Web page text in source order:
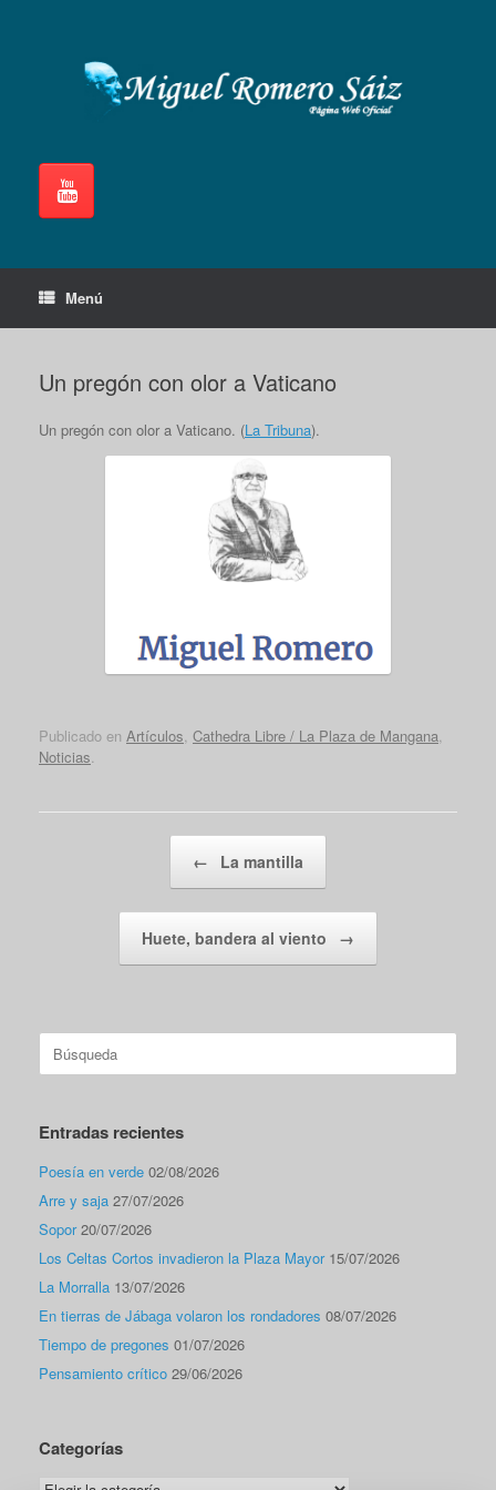
Menú
Un pregón con olor a Vaticano
Un pregón con olor a Vaticano. (La Tribuna).
Publicado en Artículos Cathedra Libre / La Plaza de Mangana
Noticias
← La mantilla
Huete, bandera al viento →
Buscar:
Entradas recientes
Poesía en verde 02/08/2026
Arre y saja 27/07/2026
Sopor 20/07/2026
Los Celtas Cortos invadieron la Plaza Mayor 15/07/2026
La Morralla 13/07/2026
En tierras de Jábaga volaron los rondadores 08/07/2026
Tiempo de pregones 01/07/2026
Pensamiento crítico 29/06/2026
Categorías
Categorías